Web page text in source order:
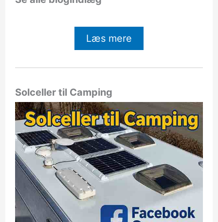
Læs mere
Solceller til Camping